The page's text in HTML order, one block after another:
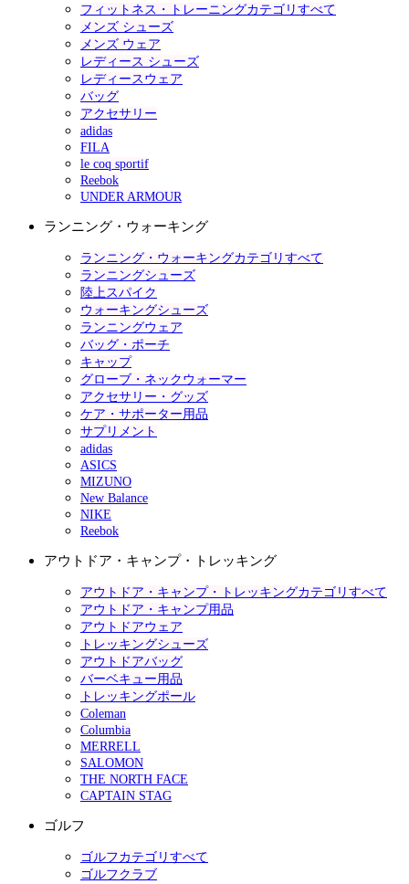
フィットネス・トレーニングカテゴリすべて
メンズ シューズ
メンズ ウェア
レディース シューズ
レディースウェア
バッグ
アクセサリー
adidas
FILA
le coq sportif
Reebok
UNDER ARMOUR
ランニング・ウォーキング
ランニング・ウォーキングカテゴリすべて
ランニングシューズ
陸上スパイク
ウォーキングシューズ
ランニングウェア
バッグ・ポーチ
キャップ
グローブ・ネックウォーマー
アクセサリー・グッズ
ケア・サポーター用品
サプリメント
adidas
ASICS
MIZUNO
New Balance
NIKE
Reebok
アウトドア・キャンプ・トレッキング
アウトドア・キャンプ・トレッキングカテゴリすべて
アウトドア・キャンプ用品
アウトドアウェア
トレッキングシューズ
アウトドアバッグ
バーベキュー用品
トレッキングポール
Coleman
Columbia
MERRELL
SALOMON
THE NORTH FACE
CAPTAIN STAG
ゴルフ
ゴルフカテゴリすべて
ゴルフクラブ